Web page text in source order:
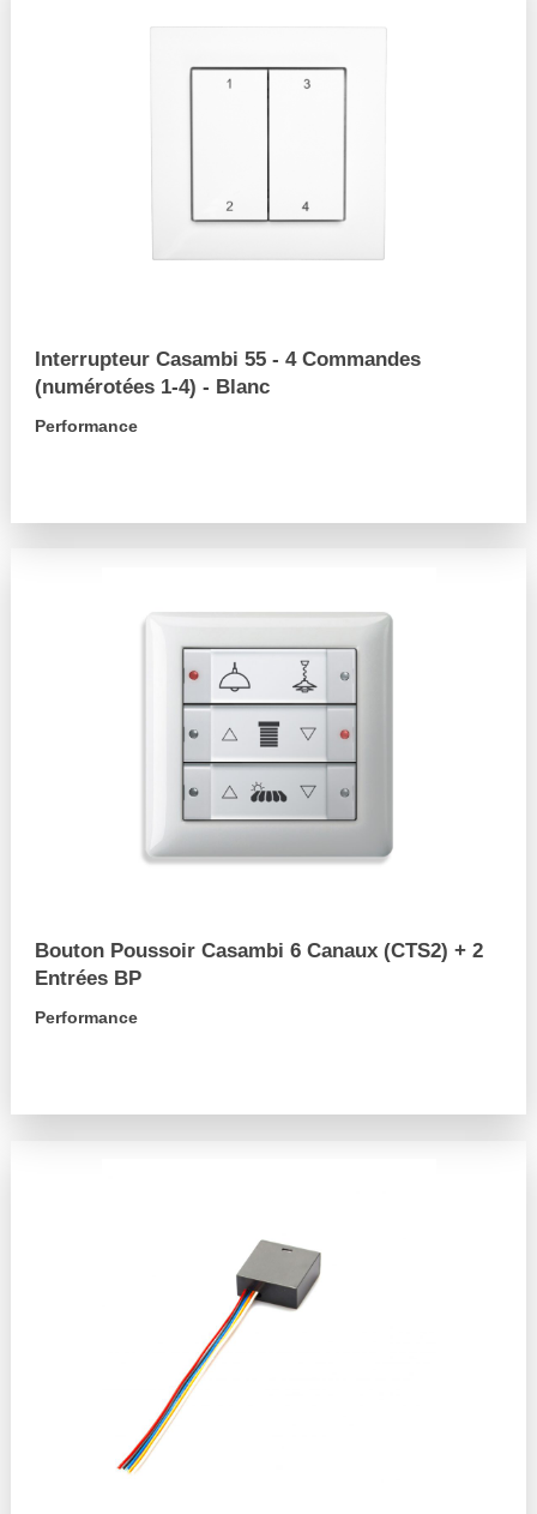
Interrupteur Casambi 55 - 4 Commandes
(numérotées 1-4) - Blanc
Performance
Bouton Poussoir Casambi 6 Canaux (CTS2) + 2
Entrées BP
Performance